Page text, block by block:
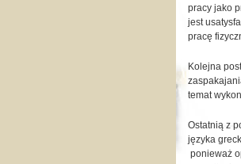
pracy jako
jest
pracę
Kolejna
temat
Ostatnią z
języka
ponieważ